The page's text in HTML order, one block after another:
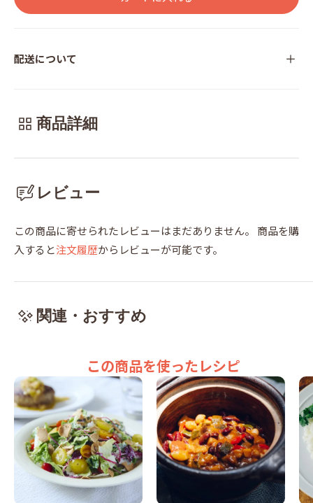
配送について
商品詳細
レビュー
この商品に寄せられたレビューはまだありません。
商品を購
入すると注文履歴からレビューが可能です。
関連・おすすめ
この商品を使ったレシピ